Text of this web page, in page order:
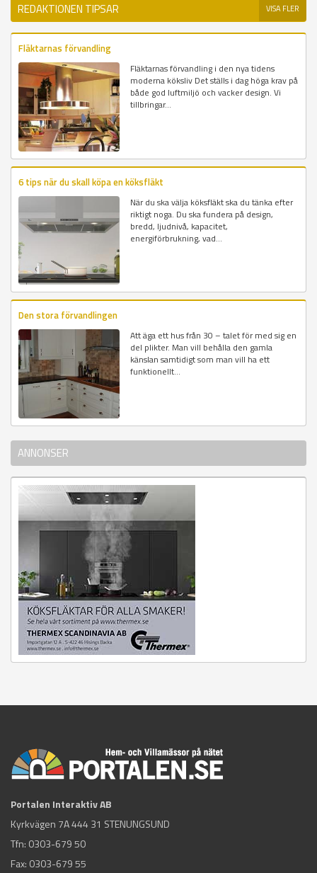
REDAKTIONEN TIPSAR VISA FLER
Fläktarnas förvandling
Fläktarnas förvandling i den nya tidens
moderna köksliv Det ställs i dag höga krav på
både god luftmiljö och vacker design. Vi
tillbringar...
6 tips när du skall köpa en köksfläkt
När du ska välja köksfläkt ska du tänka efter
riktigt noga. Du ska fundera på design,
bredd, ljudnivå, kapacitet,
energiförbrukning, vad...
Den stora förvandlingen
Att äga ett hus från 30 – talet för med sig en
del plikter. Man vill behålla den gamla
känslan samtidigt som man vill ha ett
funktionellt...
ANNONSER
Portalen Interaktiv AB
Kyrkvägen 7A 444 31 STENUNGSUND
Tfn: 0303-679 50
Fax: 0303-679 55